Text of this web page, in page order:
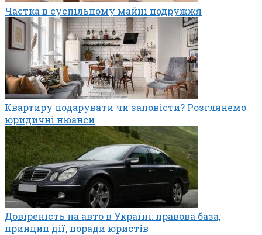
Частка в суспільному майні подружжя
Квартиру подарувати чи заповісти? Розглянемо
юридичні нюанси
Довіреність на авто в Україні: правова база,
принцип дії, поради юристів